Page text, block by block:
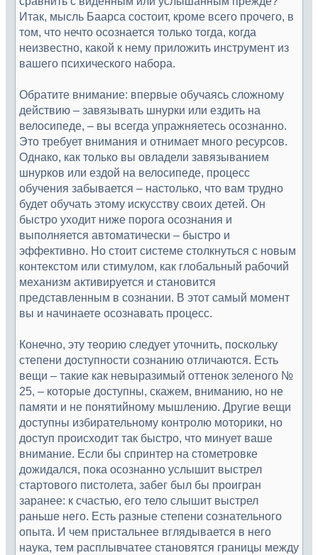
Итак, мысль Баарса состоит, кроме всего прочего, в
том, что нечто осознается только тогда, когда
неизвестно, какой к нему приложить инструмент из
вашего психического набора.
Обратите внимание: впервые обучаясь сложному
действию – завязывать шнурки или ездить на
велосипеде, – вы всегда упражняетесь осознанно.
Это требует внимания и отнимает много ресурсов.
Однако, как только вы овладели завязыванием
шнурков или ездой на велосипеде, процесс
обучения забывается – настолько, что вам трудно
будет обучать этому искусству своих детей. Он
быстро уходит ниже порога осознания и
выполняется автоматически – быстро и
эффективно. Но стоит системе столкнуться с новым
контекстом или стимулом, как глобальный рабочий
механизм активируется и становится
представленным в сознании. В этот самый момент
вы и начинаете осознавать процесс.
Конечно, эту теорию следует уточнить, поскольку
степени доступности сознанию отличаются. Есть
вещи – такие как невыразимый оттенок зеленого №
25, – которые доступны, скажем, вниманию, но не
памяти и не понятийному мышлению. Другие вещи
доступны избирательному контролю моторики, но
доступ происходит так быстро, что минует ваше
внимание. Если бы спринтер на стометровке
дожидался, пока осознанно услышит выстрел
стартового пистолета, забег был бы проигран
заранее: к счастью, его тело слышит выстрел
раньше него. Есть разные степени сознательного
опыта. И чем пристальнее вглядывается в него
наука, тем расплывчатее становятся границы между